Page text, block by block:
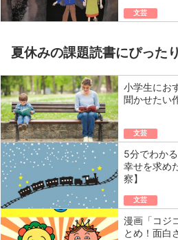
文芸
夏休みの課題読書にぴった
小学生にお
聞かせたい
文芸
5分でわか
幸せを求め
察】
文芸
漫画「コジ
とめ！面白